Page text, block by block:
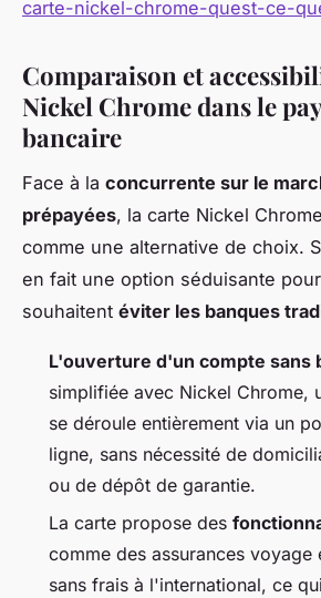
carte-nickel-chrome-quest-ce-
Comparaison et
Nickel Chrome dans le
bancaire
Face à la concurrente sur le
prépayées, la carte Nickel
comme une alternative de choix.
en fait une option séduisante
souhaitent éviter les banques
L'ouverture d'un compte sans
simplifiée avec Nickel Chrome,
se déroule entièrement via un
ligne, sans nécessité de
ou de dépôt de garantie.
La carte propose des
comme des assurances voyage
sans frais à l'international, ce